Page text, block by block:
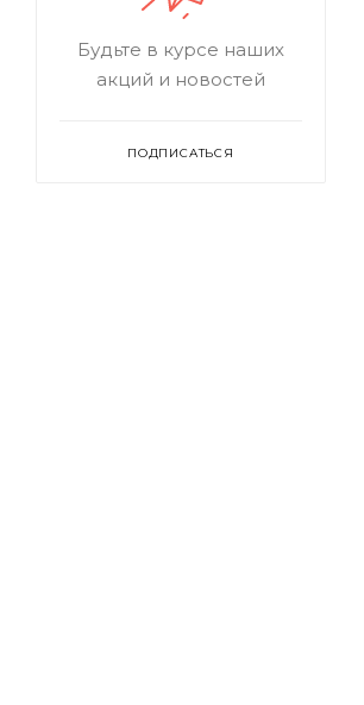
Будьте в курсе наших
акций и новостей
ПОДПИСАТЬСЯ